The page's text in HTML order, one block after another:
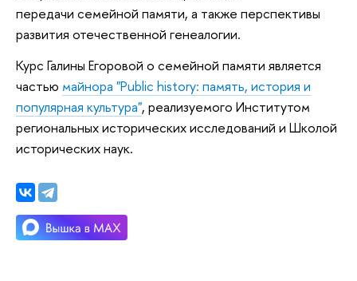
передачи семейной памяти, а также перспективы
развития отечественной генеалогии.
Курс Галины Егоровой о семейной памяти является
частью майнора "Public history: память, история и
популярная культура", реализуемого Институтом
региональных исторических исследований и Школой
исторических наук.